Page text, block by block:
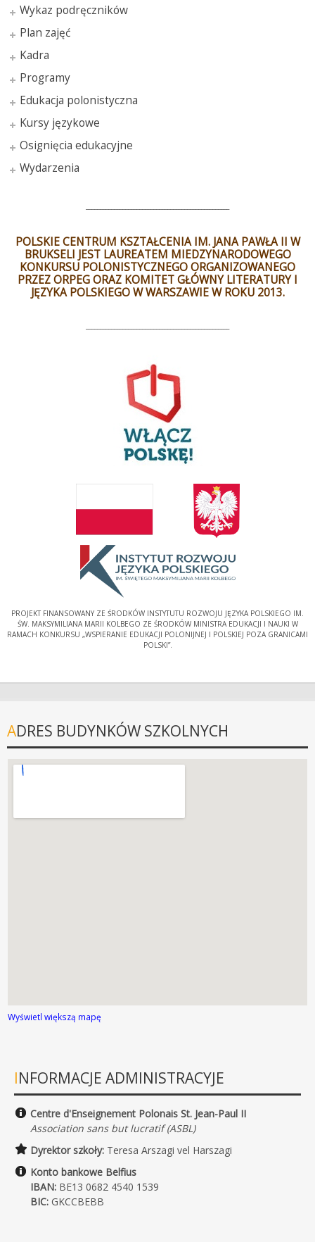
Wykaz podręczników
Plan zajęć
Kadra
Programy
Edukacja polonistyczna
Kursy językowe
Osignięcia edukacyjne
Wydarzenia
POLSKIE CENTRUM KSZTAŁCENIA IM. JANA PAWŁA II W
BRUKSELI JEST LAUREATEM MIEDZYNARODOWEGO
KONKURSU POLONISTYCZNEGO ORGANIZOWANEGO
PRZEZ ORPEG ORAZ KOMITET GŁÓWNY LITERATURY I
JĘZYKA POLSKIEGO W WARSZAWIE W ROKU 2013.
PROJEKT FINANSOWANY ZE ŚRODKÓW INSTYTUTU ROZWOJU JĘZYKA POLSKIEGO IM.
ŚW. MAKSYMILIANA MARII KOLBEGO ZE ŚRODKÓW MINISTRA EDUKACJI I NAUKI W
RAMACH KONKURSU „WSPIERANIE EDUKACJI POLONIJNEJ I POLSKIEJ POZA GRANICAMI
POLSKI”.
ADRES BUDYNKÓW SZKOLNYCH
Wyświetl większą mapę
INFORMACJE ADMINISTRACYJE
Centre d'Enseignement Polonais St. Jean-Paul II
Association sans but lucratif (ASBL)
Dyrektor szkoły: Teresa Arszagi vel Harszagi
Konto bankowe Belfius
IBAN: BE13 0682 4540 1539
BIC: GKCCBEBB